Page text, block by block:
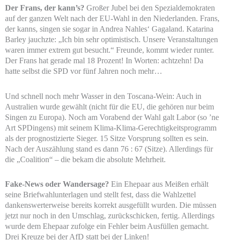
Der Frans, der kann’s? Großer Jubel bei den Spezialdemokraten
auf der ganzen Welt nach der EU-Wahl in den Niederlanden. Frans,
der kanns, singen sie sogar in Andrea Nahles‘ Gagaland. Katarina
Barley jauchzte: „Ich bin sehr optimistisch. Unsere Veranstaltungen
waren immer extrem gut besucht.“ Freunde, kommt wieder runter.
Der Frans hat gerade mal 18 Prozent! In Worten: achtzehn! Da
hatte selbst die SPD vor fünf Jahren noch mehr…
Und schnell noch mehr Wasser in den Toscana-Wein: Auch in
Australien wurde gewählt (nicht für die EU, die gehören nur beim
Singen zu Europa). Noch am Vorabend der Wahl galt Labor (so ’ne
Art SPDingens) mit seinem Klima-Klima-Gerechtigkeitsprogramm
als der prognostizierte Sieger. 15 Sitze Vorsprung sollten es sein.
Nach der Auszählung stand es dann 76 : 67 (Sitze). Allerdings für
die „Coalition“ – die bekam die absolute Mehrheit.
Fake-News oder Wandersage? Ein Ehepaar aus Meißen erhält
seine Briefwahlunterlagen und stellt fest, dass die Wahlzettel
dankenswerterweise bereits korrekt ausgefüllt wurden. Die müssen
jetzt nur noch in den Umschlag, zurückschicken, fertig. Allerdings
wurde dem Ehepaar zufolge ein Fehler beim Ausfüllen gemacht.
Drei Kreuze bei der AfD statt bei der Linken!